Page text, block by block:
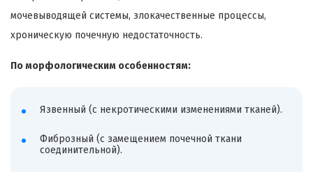
мочевыводящей системы, злокачественные процессы,
хроническую почечную недостаточность.
По морфологическим особенностям:
Язвенный (с некротическими изменениями тканей).
Фиброзный (с замещением почечной ткани
соединительной).